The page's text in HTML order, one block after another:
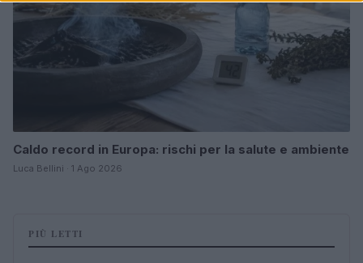
Caldo record in Europa: rischi per la salute e ambiente
Luca Bellini · 1 Ago 2026
PIÙ LETTI